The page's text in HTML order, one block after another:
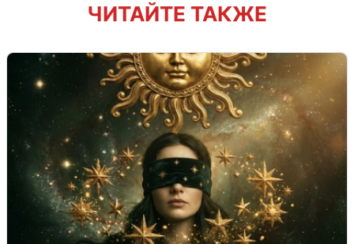
ЧИТАЙТЕ ТАКЖЕ